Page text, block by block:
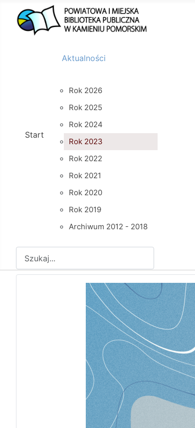
Start
Aktualności
Rok 2026
Rok 2025
Rok 2024
Rok 2023
Rok 2022
Rok 2021
Rok 2020
Rok 2019
Archiwum 2012 - 2018